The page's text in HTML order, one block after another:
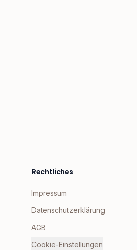
Rechtliches
Impressum
Datenschutzerklärung
AGB
Cookie-Einstellungen